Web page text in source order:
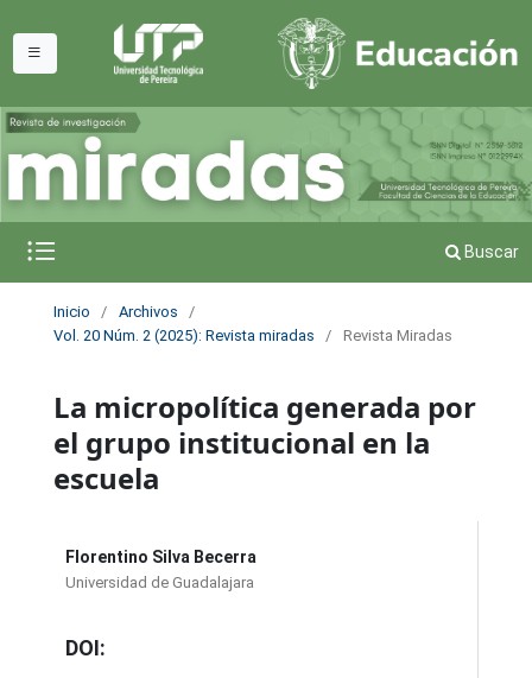
Buscar
Inicio / Archivos
/
Vol. 20 Núm. 2 (2025): Revista miradas
/ Revista Miradas
La micropolítica generada por
el grupo institucional en la
escuela
Florentino Silva Becerra
Universidad de Guadalajara
DOI: